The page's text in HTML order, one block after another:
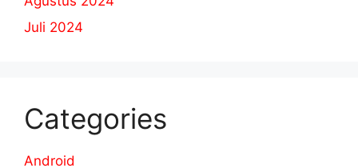
Juli 2024
Categories
Android